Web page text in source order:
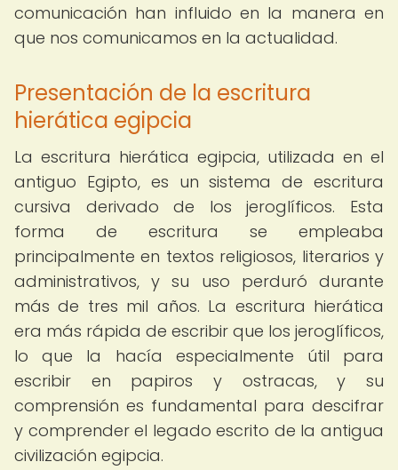
comunicación han influido en la manera en
que nos comunicamos en la actualidad.
Presentación de la escritura
hierática egipcia
La escritura hierática egipcia, utilizada en el
antiguo Egipto, es un sistema de escritura
cursiva derivado de los jeroglíficos. Esta
forma de escritura se empleaba
principalmente en textos religiosos, literarios y
administrativos, y su uso perduró durante
más de tres mil años. La escritura hierática
era más rápida de escribir que los jeroglíficos,
lo que la hacía especialmente útil para
escribir en papiros y ostracas, y su
comprensión es fundamental para descifrar
y comprender el legado escrito de la antigua
civilización egipcia.